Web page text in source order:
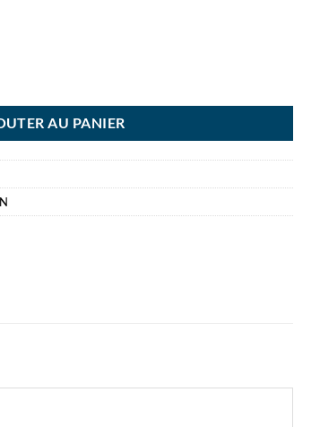
AU PANIER